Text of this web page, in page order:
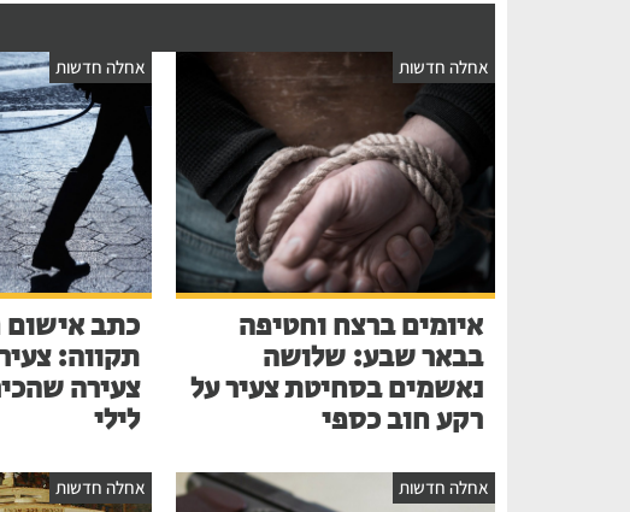
אחלה חדשות
איומים ברצח וחטיפה
בבאר שבע: שלושה
נאשמים בסחיטת צעיר על
רקע חוב כספי
אחלה חדשות
כתב
תקווה:
צעירה
לילי
אחלה חדשות אחלה חדשות